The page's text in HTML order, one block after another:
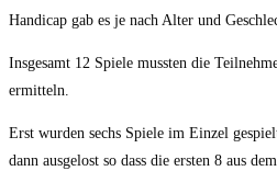
Handicap gab es je nach Alter und
Insgesamt 12 Spiele mussten die
ermitteln.
Erst wurden sechs Spiele im Einzel
dann ausgelost so dass die ersten 8 aus